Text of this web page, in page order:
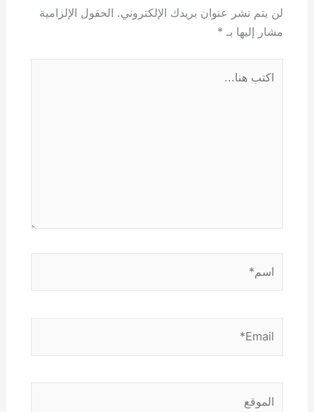
لن يتم نشر عنوان بريدك الإلكتروني. الحقول الإلزامية
مشار إليها بـ *
هنا...